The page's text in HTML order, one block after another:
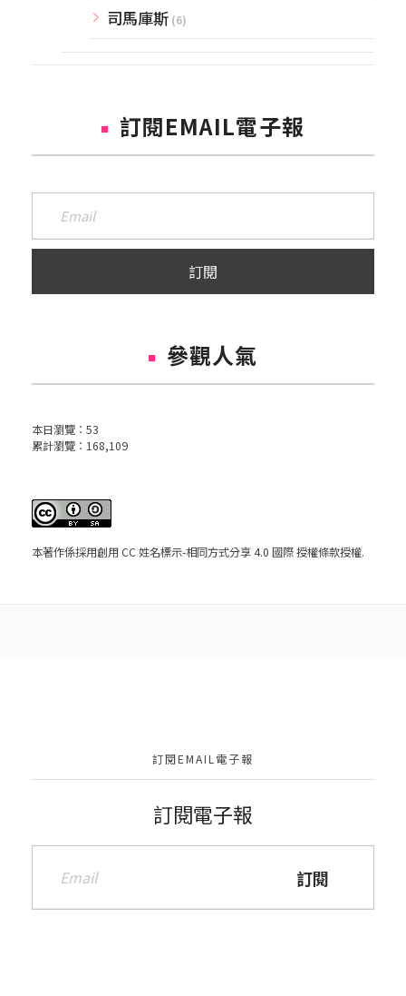
司馬庫斯 (6)
訂閱EMAIL電子報
參觀人氣
本日瀏覽： 53
累計瀏覽： 168,109
本著作係採用創用 CC 姓名標示-相同方式分享 4.0 國際 授權條款授權.
訂閱EMAIL電子報
訂閱電子報